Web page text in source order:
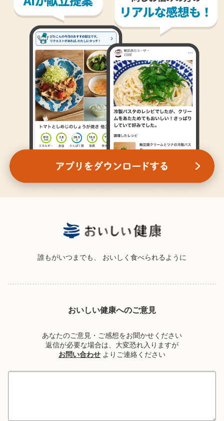
誰もがいつまでも、 おいしく食べられるように
おいしい健康へのご意見
あなたのご意見・ご感想をお聞かせください
返信が必要な場合は、大変恐れ入りますが
お問い合わせ よりご連絡ください